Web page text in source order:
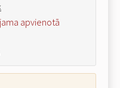
apvienotā